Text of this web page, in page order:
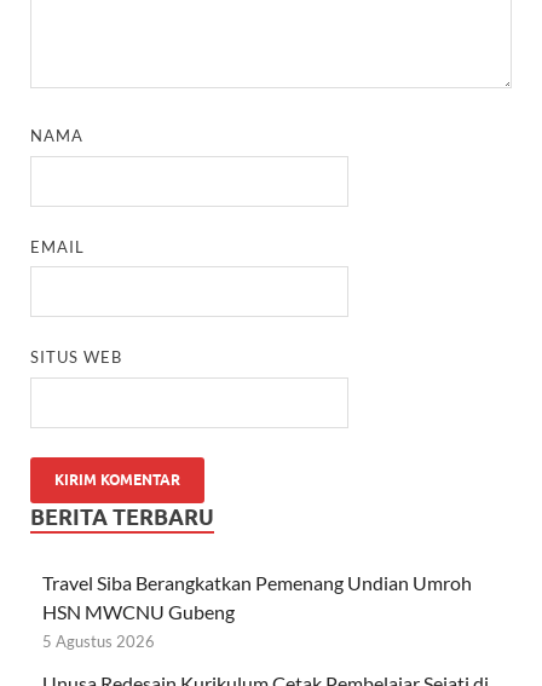
NAMA
EMAIL
SITUS WEB
BERITA TERBARU
Travel Siba Berangkatkan Pemenang Undian Umroh
HSN MWCNU Gubeng
5 Agustus 2026